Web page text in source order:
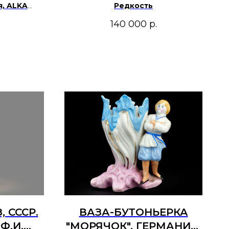
ALKA
Редкость
140 000 р.
СССР.
Ф.И.
ВАЗА-БУТОНЬЕРКА
"МОРЯЧОК". ГЕРМАНИЯ,